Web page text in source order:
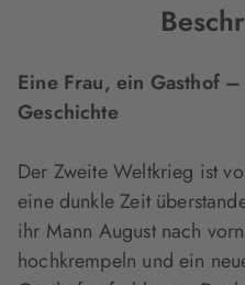
Eine Frau, ein Gasthof
Geschichte
Der Zweite Weltkrieg ist
eine dunkle Zeit
ihr Mann August nach
hochkrempeln und ein